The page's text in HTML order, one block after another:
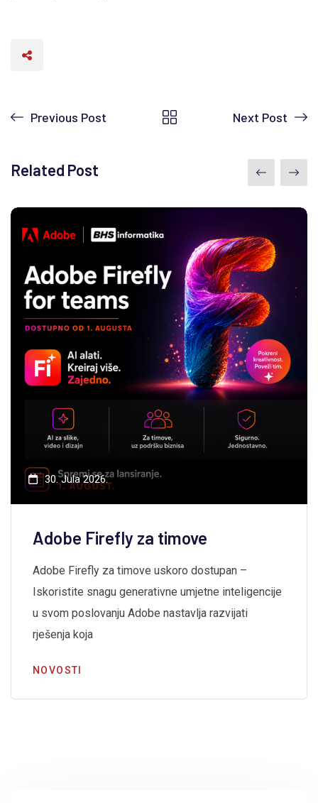
Previous Post Next Post
Related Post
30. Jula 2026.
Adobe Firefly za timove
Adobe Firefly za timove uskoro dostupan –
Iskoristite snagu generativne umjetne inteligencije
u svom poslovanju Adobe nastavlja razvijati
rješenja koja
NOVOSTI